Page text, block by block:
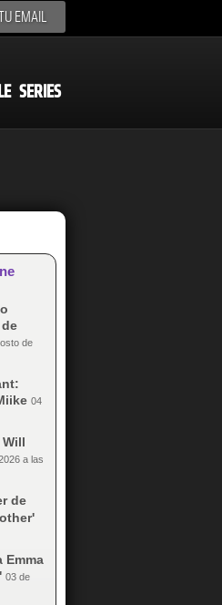
EMAIL
SERIES
de
04
a las
de
Emma
03 de